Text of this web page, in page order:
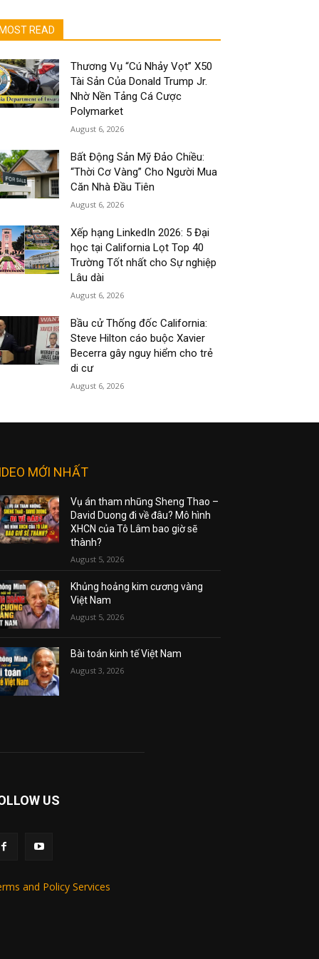
MOST READ
Thương Vụ “Cú Nhảy Vọt” X50
Tài Sản Của Donald Trump Jr.
Nhờ Nền Tảng Cá Cược
Polymarket
August 6, 2026
Bất Động Sản Mỹ Đảo Chiều:
“Thời Cơ Vàng” Cho Người Mua
Căn Nhà Đầu Tiên
August 6, 2026
Xếp hạng LinkedIn 2026: 5 Đại
học tại California Lọt Top 40
Trường Tốt nhất cho Sự nghiệp
Lâu dài
August 6, 2026
Bầu cử Thống đốc California:
Steve Hilton cáo buộc Xavier
Becerra gây nguy hiểm cho trẻ
di cư
August 6, 2026
MỚI NHẤT
Vụ án tham nhũng Sheng Thao –
David Duong đi về đâu? Mô hình
XHCN của Tô Lâm bao giờ sẽ
thành?
August 5, 2026
Khủng hoảng kim cương vàng
Việt Nam
August 5, 2026
Bài toán kinh tế Việt Nam
August 3, 2026
US
and Policy Services